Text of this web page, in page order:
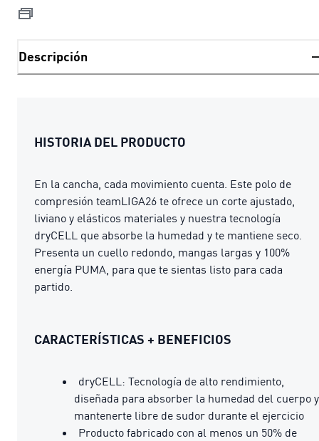
Descripción
HISTORIA DEL PRODUCTO
En la cancha, cada movimiento cuenta. Este polo de
compresión teamLIGA26 te ofrece un corte ajustado,
liviano y elásticos materiales y nuestra tecnología
dryCELL que absorbe la humedad y te mantiene seco.
Presenta un cuello redondo, mangas largas y 100%
energía PUMA, para que te sientas listo para cada
partido.
CARACTERÍSTICAS + BENEFICIOS
dryCELL: Tecnología de alto rendimiento,
diseñada para absorber la humedad del cuerpo y
mantenerte libre de sudor durante el ejercicio
Producto fabricado con al menos un 50% de